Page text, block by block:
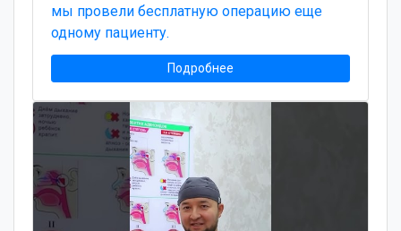
мы провели бесплатную операцию еще
одному пациенту.
Подробнее